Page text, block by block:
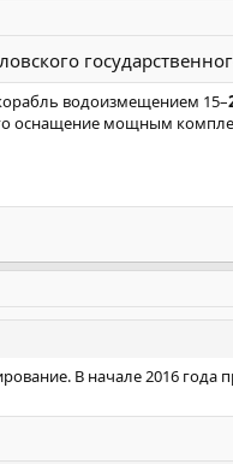
водоизмещением 15–
оснащение мощным
В начале 2016 года